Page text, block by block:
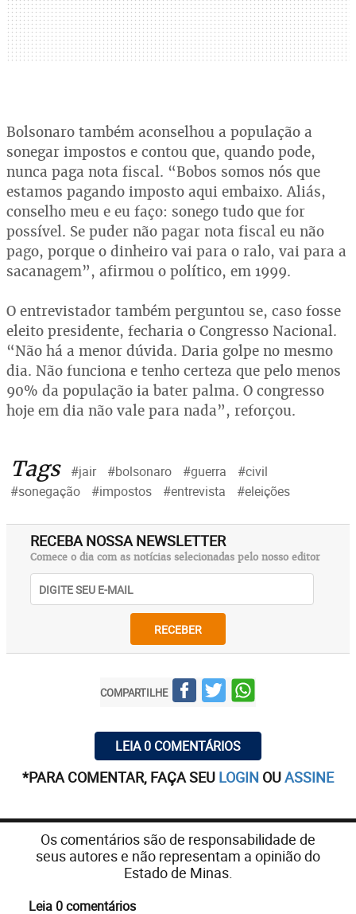
Bolsonaro também aconselhou a população a
sonegar impostos e contou que, quando pode,
nunca paga nota fiscal. “Bobos somos nós que
estamos pagando imposto aqui embaixo. Aliás,
conselho meu e eu faço: sonego tudo que for
possível. Se puder não pagar nota fiscal eu não
pago, porque o dinheiro vai para o ralo, vai para a
sacanagem”, afirmou o político, em 1999.
O entrevistador também perguntou se, caso fosse
eleito presidente, fecharia o Congresso Nacional.
“Não há a menor dúvida. Daria golpe no mesmo
dia. Não funciona e tenho certeza que pelo menos
90% da população ia bater palma. O congresso
hoje em dia não vale para nada”, reforçou.
Tags #jair #bolsonaro #guerra
#civil
#sonegação
#impostos #entrevista #eleições
RECEBA NOSSA NEWSLETTER
Comece o dia com as notícias selecionadas pelo nosso editor
RECEBER
COMPARTILHE
LEIA 0 COMENTÁRIOS
*PARA COMENTAR, FAÇA SEU LOGIN OUASSINE
Os comentários são de responsabilidade de
seus autores e não representam a opinião do
Estado de Minas.
Leia 0 comentários